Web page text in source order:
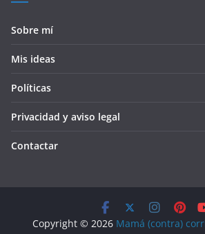
Sobre mí
Mis ideas
Políticas
Privacidad y aviso legal
Contactar
Copyright © 2026 Mamá (contra)